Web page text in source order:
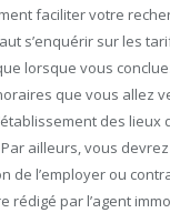
faciliter votre
s’enquérir sur les
lorsque vous
que vous allez
des lieux
ailleurs, vous
de l’employer ou
rédigé par l’agent